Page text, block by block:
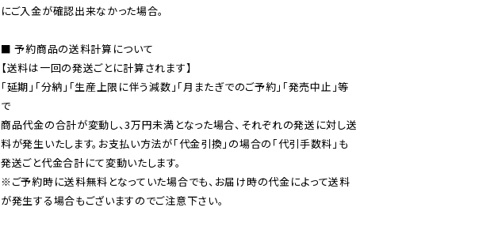
にご入金が確認出来なかった場合。
■ 予約商品の送料計算について
【送料は一回の発送ごとに計算されます】
「延期」「分納」「生産上限に伴う減数」「月またぎでのご予約」「発売中止」等
で
商品代金の合計が変動し、3万円未満となった場合、それぞれの発送に対し送
料が発生いたします。お支払い方法が「代金引換」の場合の「代引手数料」も
※ご予約時に送料無料となっていた場合でも、お届け時の代金によって送料
が発生する場合もございますのでご注意下さい。